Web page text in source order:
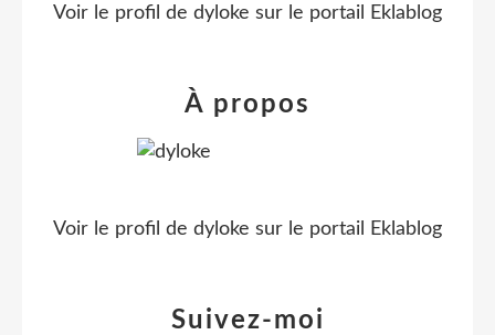
Voir le profil de dyloke sur le portail Eklablog
Suivez-moi
À propos
Voir le profil de dyloke sur le portail Eklablog